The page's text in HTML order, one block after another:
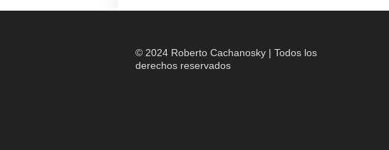
© 2024 Roberto Cachanosky | Todos los
derechos reservados